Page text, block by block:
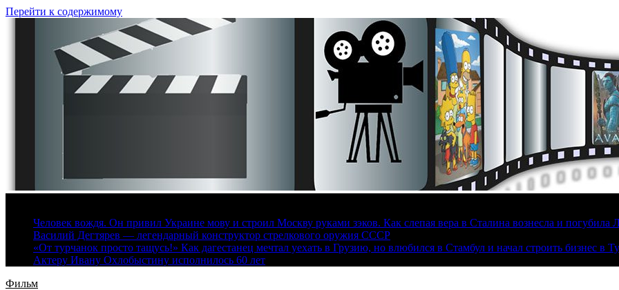
Перейти к содержимому
Человек вождя. Он привил Украине мову и строил Москву руками зэков. Как слепая вера в Сталина вознесла и погубила
Василий Дегтярев — легендарный конструктор стрелкового оружия СССР
«От турчанок просто тащусь!» Как дагестанец мечтал уехать в Грузию, но влюбился в Стамбул и начал строить бизнес в
Актеру Ивану Охлобыстину исполнилось 60 лет
Фильм